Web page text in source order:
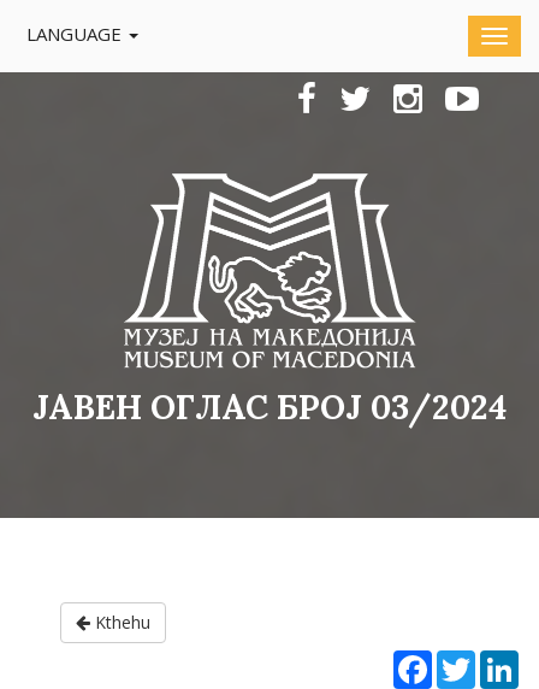
Kthehu
LANGUAGE
ЈАВЕН ОГЛАС БРОЈ 03/2024
Facebook
Twitter